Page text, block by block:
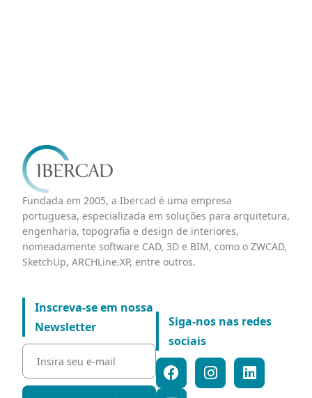
Fundada em 2005, a Ibercad é uma empresa
portuguesa, especializada em soluções para arquitetura,
engenharia, topografia e design de interiores,
nomeadamente software CAD, 3D e BIM, como o ZWCAD,
SketchUp, ARCHLine.XP, entre outros.
Inscreva-se em nossa
Newsletter
Siga-nos nas redes
sociais